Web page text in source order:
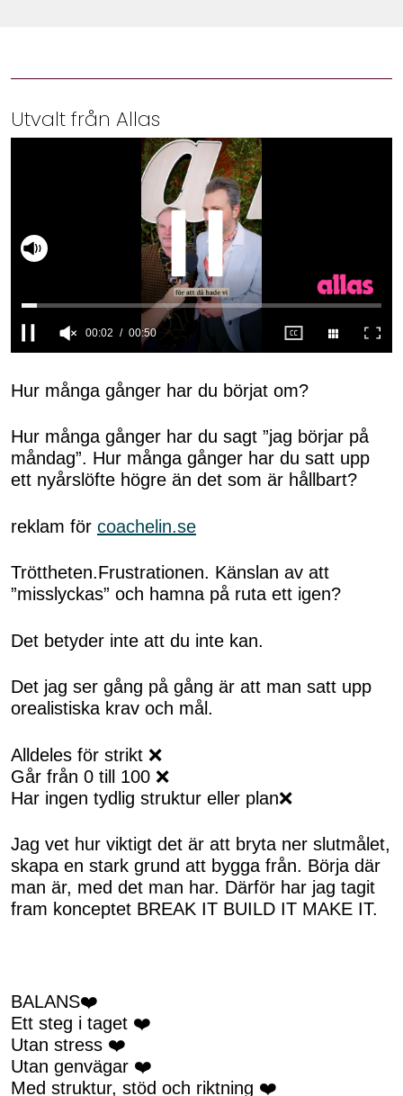
Utvalt från Allas
of
50
Hur många gånger har du börjat om?
Hur många gånger har du sagt ”jag börjar på
måndag”. Hur många gånger har du satt upp
ett nyårslöfte högre än det som är hållbart?
reklam för coachelin.se
Tröttheten.Frustrationen. Känslan av att
”misslyckas” och hamna på ruta ett igen?
Det betyder inte att du inte kan.
Det jag ser gång på gång är att man satt upp
orealistiska krav och mål.
Alldeles för strikt ❌
Går från 0 till 100 ❌
Har ingen tydlig struktur eller plan❌
Jag vet hur viktigt det är att bryta ner slutmålet,
skapa en stark grund att bygga från. Börja där
man är, med det man har. Därför har jag tagit
fram konceptet BREAK IT BUILD IT MAKE IT.
BALANS❤️
Ett steg i taget ❤️
Utan stress ❤️
Utan genvägar ❤️
Med struktur, stöd och riktning ❤️